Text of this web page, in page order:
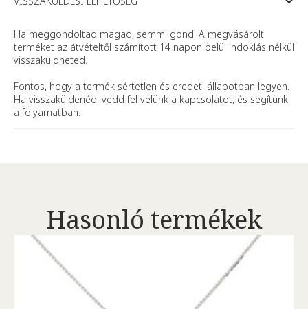
Ha meggondoltad magad, semmi gond! A megvásárolt
terméket az átvételtől számított 14 napon belül indoklás nélkül
visszaküldheted.
Fontos, hogy a termék sértetlen és eredeti állapotban legyen.
Ha visszaküldenéd, vedd fel velünk a kapcsolatot, és segítünk
a folyamatban.
Hasonló termékek